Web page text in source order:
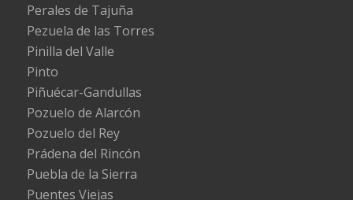
Perales de Tajuña
Pezuela de las Torres
Pinilla del Valle
Pinto
Piñuécar-Gandullas
Pozuelo de Alarcón
Pozuelo del Rey
Prádena del Rincón
Puebla de la Sierra
Puentes Viejas